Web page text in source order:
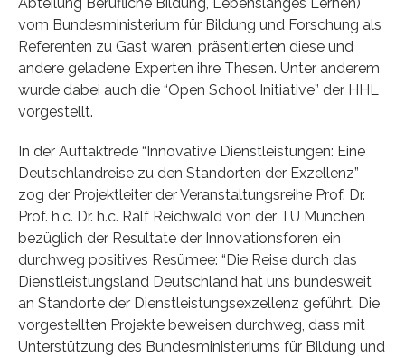
vom Bundesministerium für Bildung und Forschung als
Referenten zu Gast waren, präsentierten diese und
andere geladene Experten ihre Thesen. Unter anderem
wurde dabei auch die “Open School Initiative” der HHL
vorgestellt.
In der Auftaktrede “Innovative Dienstleistungen: Eine
Deutschlandreise zu den Standorten der Exzellenz”
zog der Projektleiter der Veranstaltungsreihe Prof. Dr.
Prof. h.c. Dr. h.c. Ralf Reichwald von der TU München
bezüglich der Resultate der Innovationsforen ein
durchweg positives Resümee: “Die Reise durch das
Dienstleistungsland Deutschland hat uns bundesweit
an Standorte der Dienstleistungsexzellenz geführt. Die
vorgestellten Projekte beweisen durchweg, dass mit
Unterstützung des Bundesministeriums für Bildung und